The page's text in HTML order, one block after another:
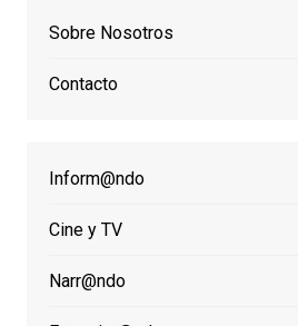
Sobre Nosotros
Contacto
Inform@ndo
Cine y TV
Narr@ndo